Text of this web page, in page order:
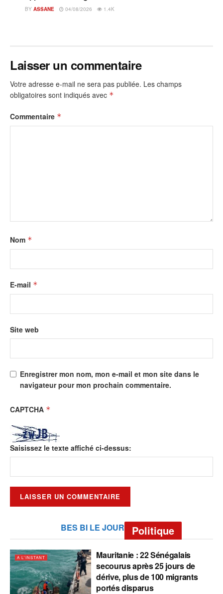
BY ASSANE 04/08/2026 1.4K
Laisser un commentaire
Votre adresse e-mail ne sera pas publiée. Les champs
obligatoires sont indiqués avec *
Commentaire *
Nom *
E-mail *
Site web
Enregistrer mon nom, mon e-mail et mon site dans le
navigateur pour mon prochain commentaire.
CAPTCHA *
Saisissez le texte affiché ci-dessus:
BES BI LE JOUR Politique
A L'INSTANT
Mauritanie : 22 Sénégalais
secourus après 25 jours de
dérive, plus de 100 migrants
portés disparus